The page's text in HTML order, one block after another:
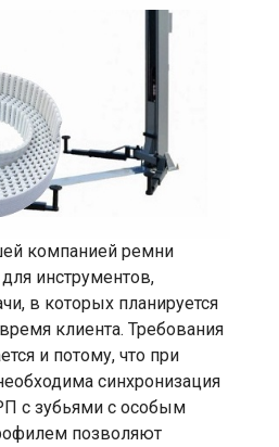
компанией ремни
инструментов,
в которых планируется
клиента. Требования
и потому, что при
синхронизация
с зубьями с особым
позволяют